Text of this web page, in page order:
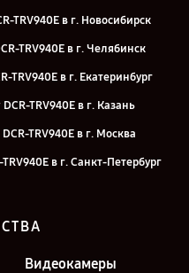
TRV940E в г. Новосибирск
TRV940E в г. Челябинск
TRV940E в г. Екатеринбург
TRV940E в г. Казань
TRV940E в г. Москва
в г. Санкт-Петербург
Видеокамеры